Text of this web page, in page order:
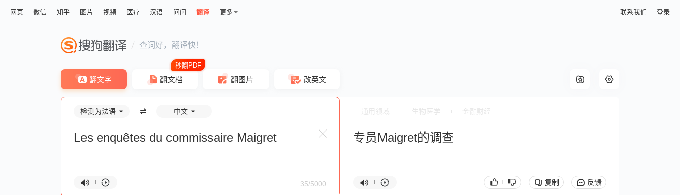
网页 微信 知乎 图片 视频 医疗 汉语 问问 翻译 更多 联系我们 登录
查词好，翻译快！
翻文字 翻文档 翻图片 改英文
检测为法语 中文
35/5000
专员Maigret的调查
复制 反馈